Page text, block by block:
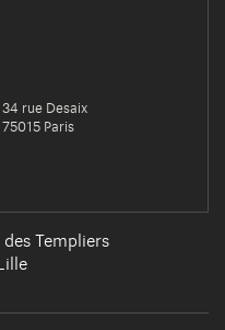
34 rue Desaix
75015 Paris
des Templiers